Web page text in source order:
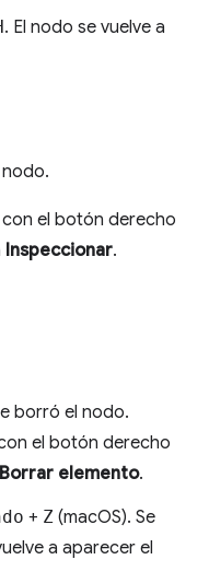
. El nodo se vuelve a
con el botón derecho
Inspeccionar.
borró el nodo.
el botón derecho
Borrar elemento.
+ Z (macOS). Se
a aparecer el